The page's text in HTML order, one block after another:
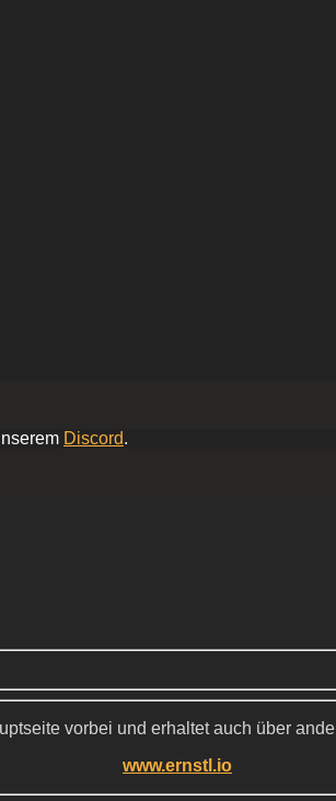
Discord.
vorbei und erhaltet auch über
www.ernstl.io